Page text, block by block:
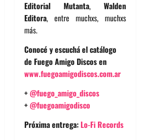
Editorial Mutanta, Walden
Editora, entre muchxs, muchxs
más.
Conocé y escuchá el catálogo
de Fuego Amigo Discos en
www.fuegoamigodiscos.com.ar
+@fuego_amigo_discos
+@fuegoamigodisco
Próxima entrega: Lo-Fi Records